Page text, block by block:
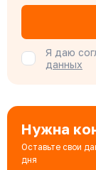
ДУ 15
Я даю
данных
Нужна
Оставьте свои
дня